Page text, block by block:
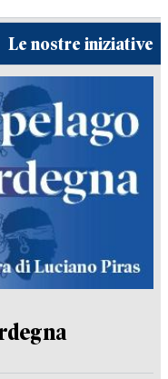
Le nostre iniziative